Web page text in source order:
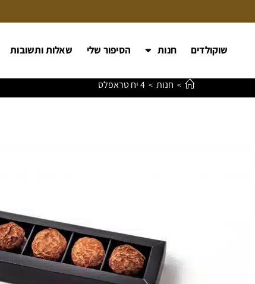
שוקולדים חנות הסיפור שלי שאלות ותשובות
> חנות > 4 יח טראפלס